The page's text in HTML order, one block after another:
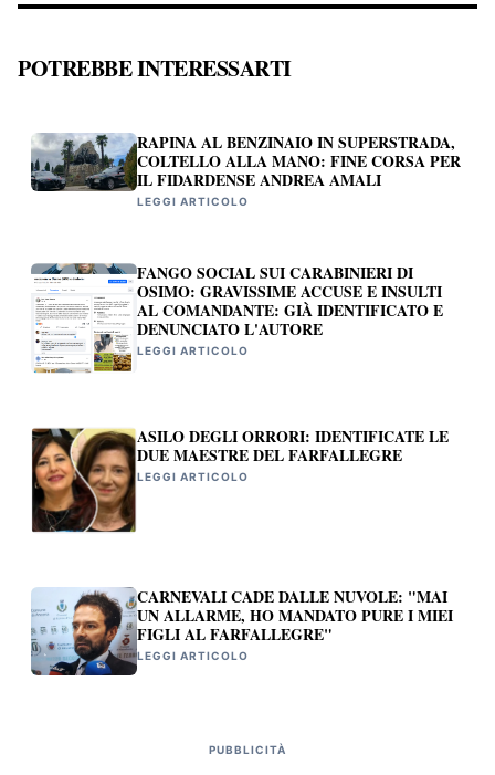
POTREBBE INTERESSARTI
RAPINA AL BENZINAIO IN SUPERSTRADA,
COLTELLO ALLA MANO: FINE CORSA PER
IL FIDARDENSE ANDREA AMALI
LEGGI ARTICOLO
FANGO SOCIAL SUI CARABINIERI DI
OSIMO: GRAVISSIME ACCUSE E INSULTI
AL COMANDANTE: GIÀ IDENTIFICATO E
DENUNCIATO L'AUTORE
LEGGI ARTICOLO
ASILO DEGLI ORRORI: IDENTIFICATE LE
DUE MAESTRE DEL FARFALLEGRE
LEGGI ARTICOLO
CARNEVALI CADE DALLE NUVOLE: "MAI
UN ALLARME, HO MANDATO PURE I MIEI
FIGLI AL FARFALLEGRE"
LEGGI ARTICOLO
PUBBLICITÀ